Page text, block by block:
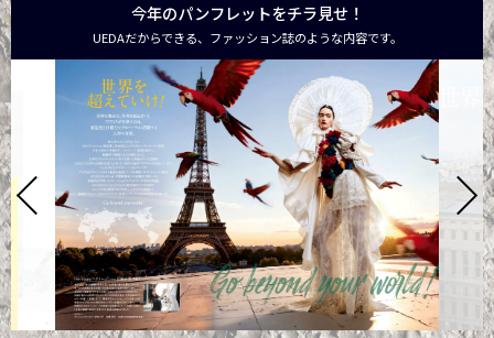
今年のパンフレットをチラ見せ！
UEDAだからできる、ファッション誌のような内容です。